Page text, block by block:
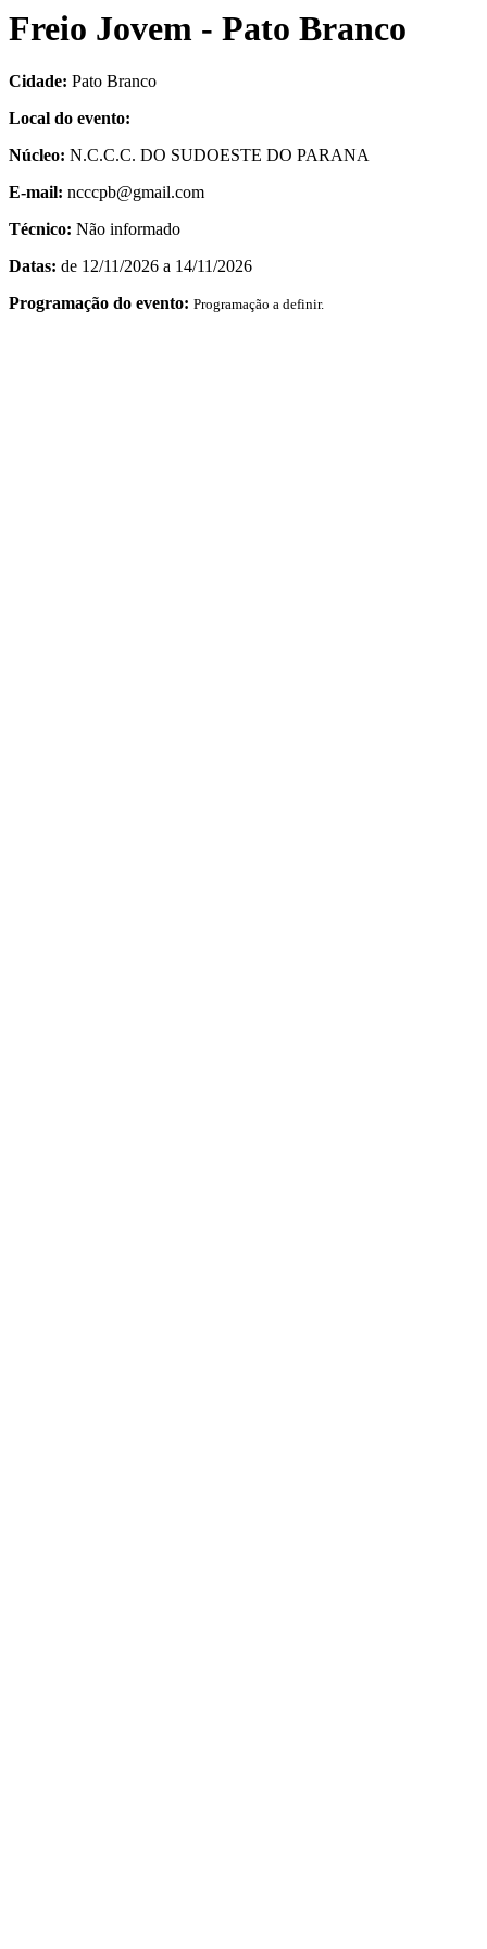
Freio Jovem - Pato Branco
Cidade: Pato Branco
Local do evento:
Núcleo: N.C.C.C. DO SUDOESTE DO PARANA
E-mail: ncccpb@gmail.com
Técnico: Não informado
Datas: de 12/11/2026 a 14/11/2026
Programação do evento: Programação a definir.